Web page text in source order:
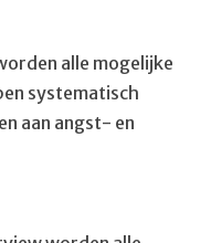
alle mogelijke
systematisch
aan angst- en